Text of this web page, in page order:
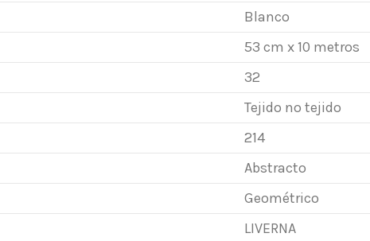
Blanco
53 cm x 10 metros
32
Tejido no tejido
214
Abstracto
Geométrico
LIVERNA